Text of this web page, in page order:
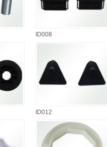
ID008
ID012